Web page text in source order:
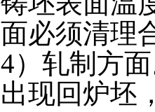
面必须清理
4）轧制方
出现回炉坯